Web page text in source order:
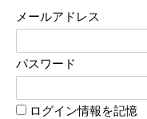
メールアドレス
パスワード
ログイン情報を記憶